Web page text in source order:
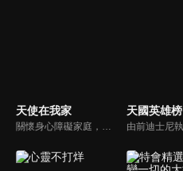
天使在我家 天國英雄榜